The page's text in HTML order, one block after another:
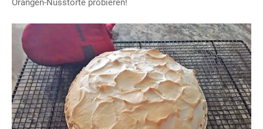
Orangen-Nusstorte probieren!